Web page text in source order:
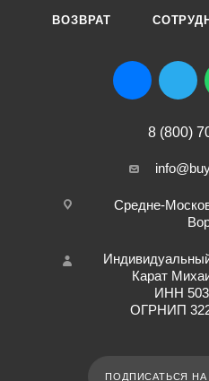
ВОЗВРАТ
8 (800)
Средне-
Карат
ИНН
ОГРНИП
ПОДПИСАТЬСЯ НА